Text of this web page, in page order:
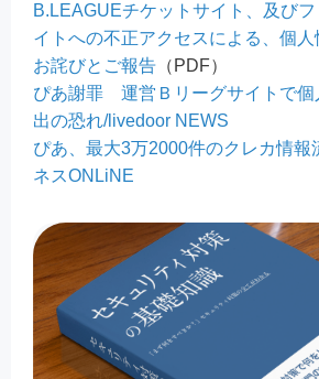
B.LEAGUEチケットサイト、及び
イトへの不正アクセスによる、個
お詫びとご報告 （PDF）
ぴあ謝罪 運営Ｂリーグサイトで個
出の恐れ/livedoor NEWS
ぴあ、最大3万2000件のクレカ情報
ネスONLiNE